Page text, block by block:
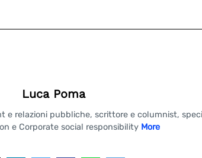
Luca Poma
e relazioni pubbliche, scrittore e columnist,
e Corporate social responsibility More